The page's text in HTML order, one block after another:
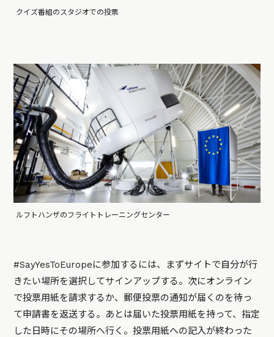
クイズ番組のスタジオでの投票
ルフトハンザのフライトトレーニングセンター
#SayYesToEuropeに参加するには、まずサイトで自分が行
きたい場所を選択してサインアップする。次にオンライン
で投票用紙を請求するか、郵便投票の通知が届くのを待っ
て申請書を返送する。あとは届いた投票用紙を持って、指定
した日時にその場所へ行く。投票用紙への記入が終わった